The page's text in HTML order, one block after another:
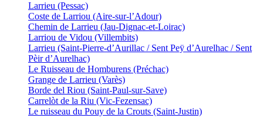
Larrieu (Pessac)
Coste de Larriou (Aire-sur-l’Adour)
Chemin de Larrieu (Jau-Dignac-et-Loirac)
Larriou de Vidou (Villembits)
Larrieu (Saint-Pierre-d’Aurillac / Sent Peÿ d’Aurelhac / Sent
Pèir d’Aurelhac)
Le Ruisseau de Homburens (Préchac)
Grange de Larrieu (Varès)
Borde del Riou (Saint-Paul-sur-Save)
Carrelòt de la Riu (Vic-Fezensac)
Le ruisseau du Pouy de la Crouts (Saint-Justin)